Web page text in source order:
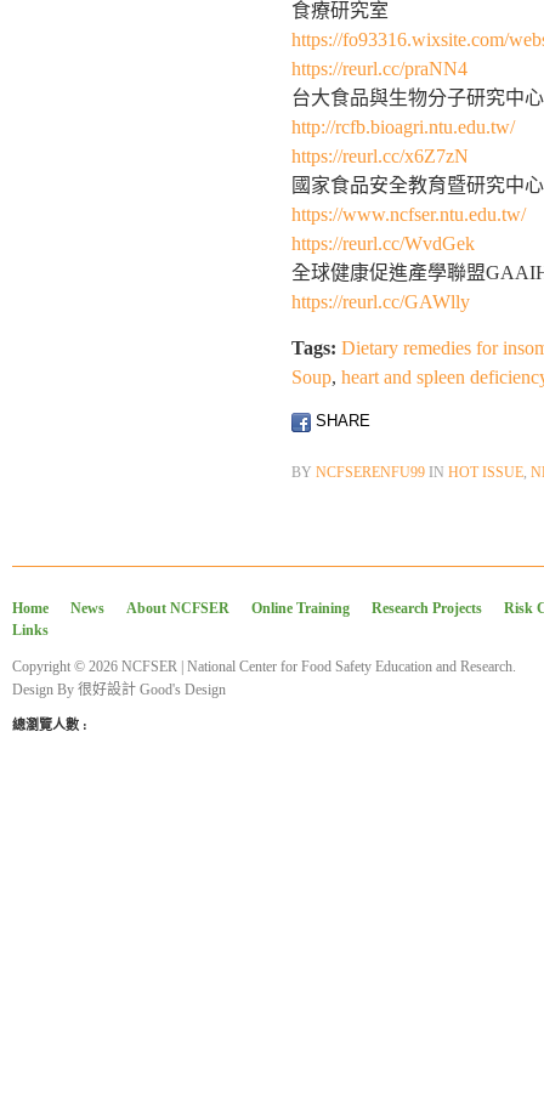
食療研究室
https://fo93316.wixsite.com/
https://reurl.cc/praNN4
台大食品與生物分子研究中心
http://rcfb.bioagri.ntu.edu.tw/
https://reurl.cc/x6Z7zN
國家食品安全教育暨研究中心
https://www.ncfser.ntu.edu.tw/
https://reurl.cc/WvdGek
全球健康促進產學聯盟
https://reurl.cc/GAWlly
Tags: Dietary remedies for
Soup, heart and spleen
SHARE
BY NCFSERENFU99 IN HOT ISSUE,
Home News About NCFSER Online Training Research Projects
Risk
Links
Copyright © 2026 NCFSER | National Center for Food Safety Education and Research.
Design By 很好設計 Good's Design
總瀏覽人數 :